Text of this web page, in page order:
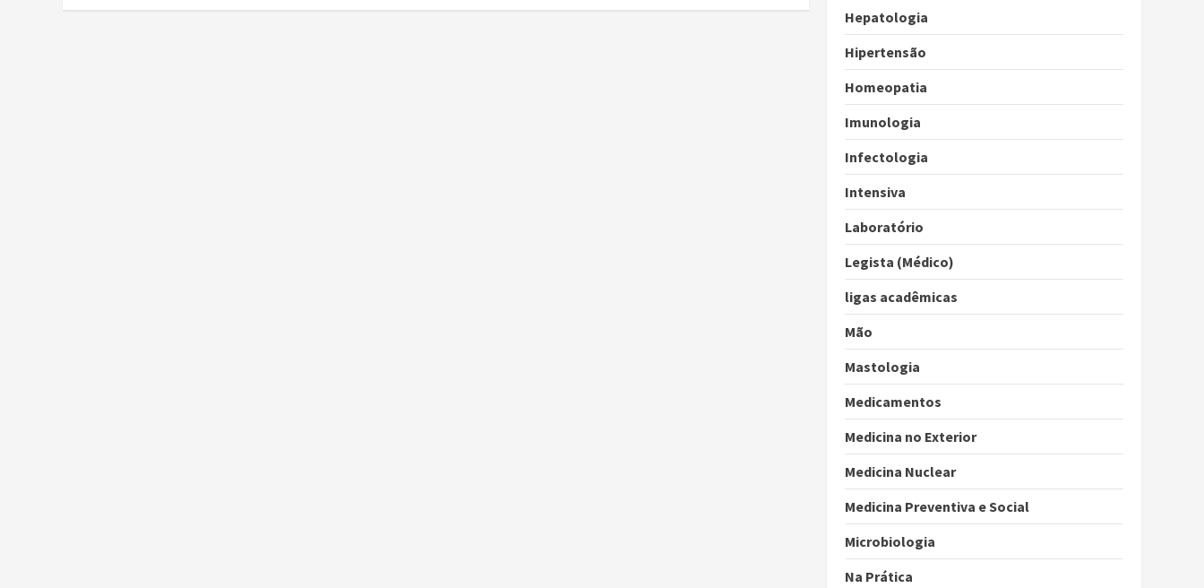
Hepatologia
Hipertensão
Homeopatia
Imunologia
Infectologia
Intensiva
Laboratório
Legista (Médico)
ligas acadêmicas
Mão
Mastologia
Medicamentos
Medicina no Exterior
Medicina Nuclear
Medicina Preventiva e Social
Microbiologia
Na Prática